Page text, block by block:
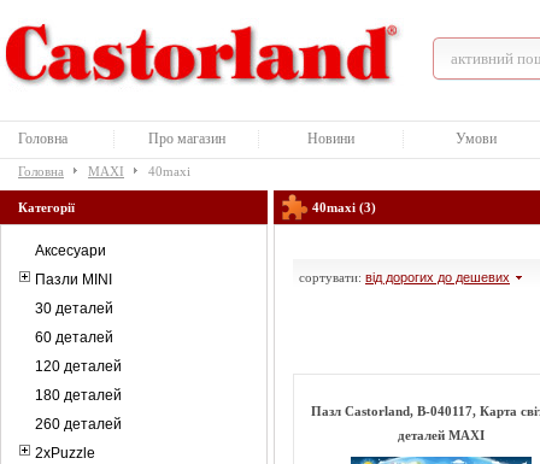
Головна Про магазин Новини Умови
Головна MAXI 40maxi
Категорії
Аксесуари
Пазли MINI
30 деталей
60 деталей
120 деталей
180 деталей
260 деталей
2xPuzzle
40maxi (3)
сортувати: від дорогих до дешевих
Пазл Castorland, B-040117, Карта
деталей MAXI